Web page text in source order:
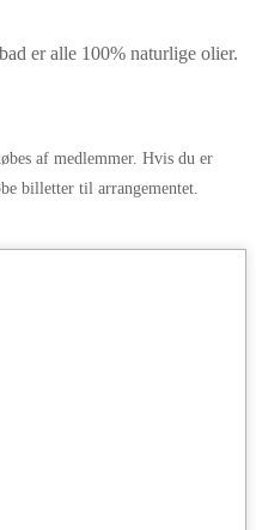
er alle 100% naturlige olier.
af medlemmer. Hvis du er
billetter til arrangementet.